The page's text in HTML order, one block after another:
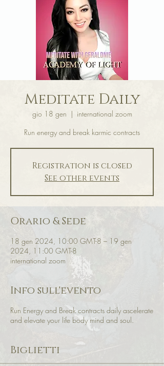
Meditate Daily
gio 18 gen
  |
international zoom
Run energy and break karmic contracts
Registration is closed
See other events
Orario & Sede
18 gen 2024, 10:00 GMT-8 – 19 gen
2024, 11:00 GMT-8
international zoom
Info sull'evento
Run Energy and Break contracts daily ascelerate
and elevate your life body mind and soul.
Biglietti